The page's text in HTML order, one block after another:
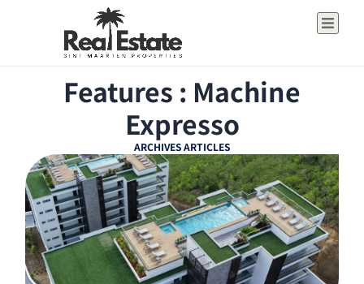
Features : Machine
Expresso
ARCHIVES ARTICLES